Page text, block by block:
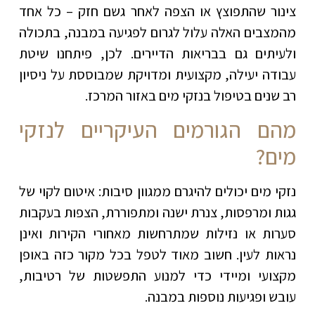
צינור שהתפוצץ או הצפה לאחר גשם חזק – כל אחד
מהמצבים האלה עלול לגרום לפגיעה במבנה, בתכולה
ולעיתים גם בבריאות הדיירים. לכן, פיתחנו שיטת
עבודה יעילה, מקצועית ומדויקת שמבוססת על ניסיון
רב שנים בטיפול בנזקי מים באזור המרכז.
מהם הגורמים העיקריים לנזקי
מים?
נזקי מים יכולים להיגרם ממגוון סיבות: איטום לקוי של
גגות ומרפסות, צנרת ישנה ומתפוררת, הצפות בעקבות
סערות או נזילות שמתרחשות מאחורי הקירות ואינן
נראות לעין. חשוב מאוד לטפל בכל מקור כזה באופן
מקצועי ומיידי כדי למנוע התפשטות של רטיבות,
עובש ופגיעות נוספות במבנה.